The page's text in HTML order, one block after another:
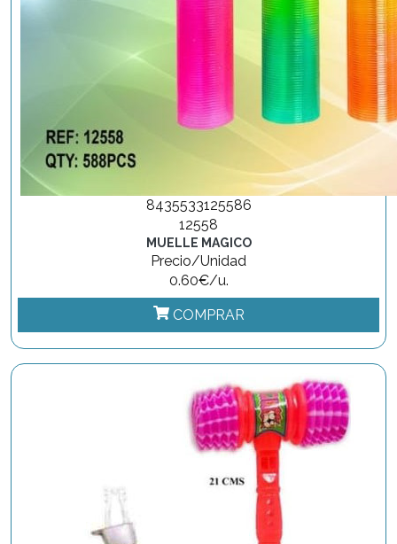
8435533125586
12558
MUELLE MAGICO
Precio/Unidad
0.60€/u.
COMPRAR